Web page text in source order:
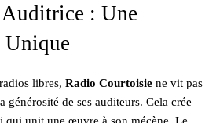
: Une
Unique
libres, Radio Courtoisie ne vit pas
générosité de ses auditeurs. Cela crée
unit une œuvre à son mécène. Le